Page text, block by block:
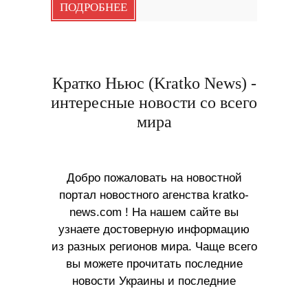
ПОДРОБНЕЕ
Кратко Ньюс (Kratko News) -
интересные новости со всего
мира
Добро пожаловать на новостной
портал новостного агенства kratko-
news.com ! На нашем сайте вы
узнаете достоверную информацию
из разных регионов мира. Чаще всего
вы можете прочитать последние
новости Украины и последние